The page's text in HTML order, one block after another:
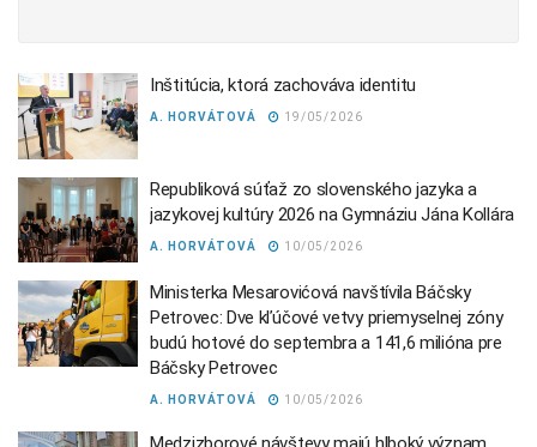
Inštitúcia, ktorá zachováva identitu
A. HORVÁTOVÁ 19/05/2026
Republiková súťaž zo slovenského jazyka a
jazykovej kultúry 2026 na Gymnáziu Jána Kollára
A. HORVÁTOVÁ 10/05/2026
Ministerka Mesarovićová navštívila Báčsky
Petrovec: Dve kľúčové vetvy priemyselnej zóny
budú hotové do septembra a 141,6 milióna pre
Báčsky Petrovec
A. HORVÁTOVÁ 10/05/2026